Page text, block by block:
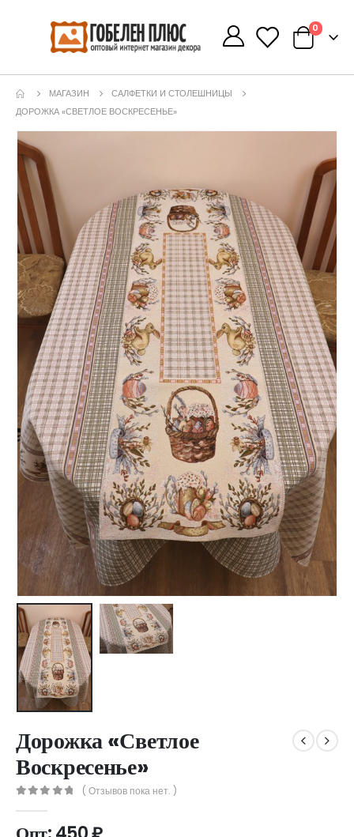
0 0
МАГАЗИН
САЛФЕТКИ И СТОЛЕШНИЦЫ
ДОРОЖКА «СВЕТЛОЕ ВОСКРЕСЕНЬЕ»
Дорожка «Светлое
Воскресенье»
( Отзывов пока нет. )